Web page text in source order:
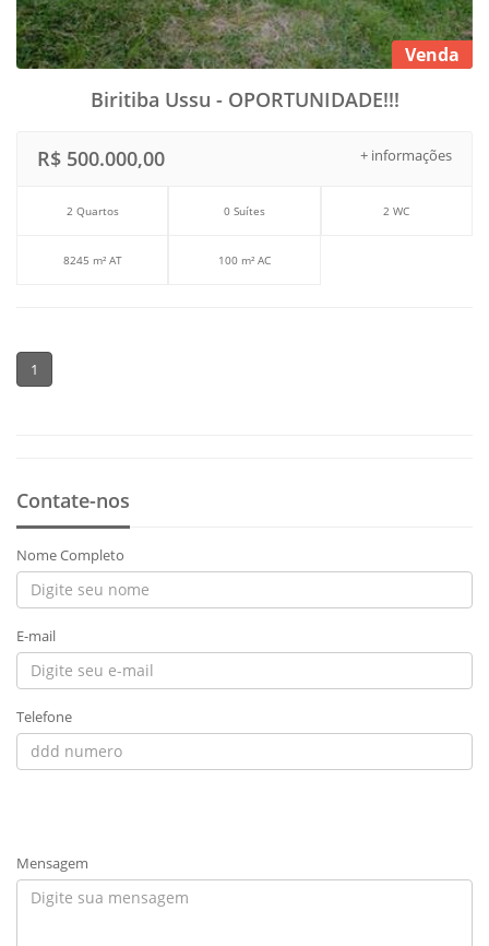
Venda
Biritiba Ussu - OPORTUNIDADE!!!
+ informações
R$ 500.000,00
2 Quartos 0 Suítes 2 WC
8245 m² AT 100 m² AC
1
Contate-nos
Nome Completo
E-mail
Telefone
Mensagem